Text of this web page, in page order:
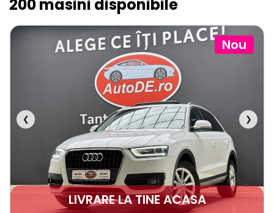
200 masini disponibile
Nou
❮ ❯
LIVRARE LA TINE ACASA